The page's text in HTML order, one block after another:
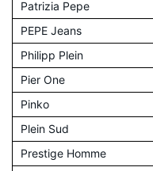
Patrizia Pepe
PEPE Jeans
Philipp Plein
Pier One
Pinko
Plein Sud
Prestige Homme